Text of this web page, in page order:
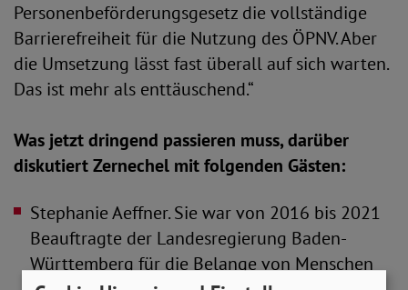
Personenbeförderungsgesetz die vollständige
Barrierefreiheit für die Nutzung des ÖPNV. Aber
die Umsetzung lässt fast überall auf sich warten.
Das ist mehr als enttäuschend.“
Was jetzt dringend passieren muss, darüber
diskutiert Zernechel mit folgenden Gästen:
Stephanie Aeffner. Sie war von 2016 bis 2021
Beauftragte der Landesregierung Baden-
Württemberg für die Belange von Menschen